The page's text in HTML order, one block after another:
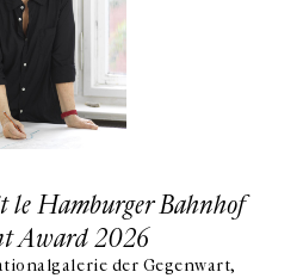
le Hamburger Bahnhof
Award 2026
der Gegenwart,